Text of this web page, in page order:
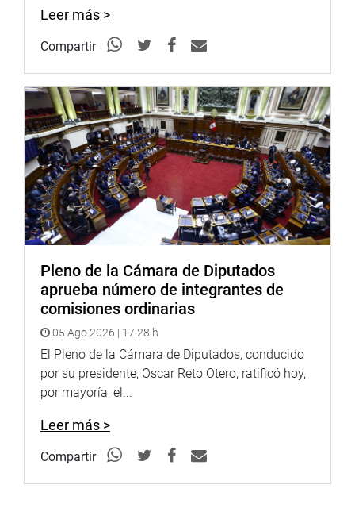
Leer más >
Compartir
Pleno de la Cámara de Diputados
aprueba número de integrantes de
comisiones ordinarias
05 Ago 2026 | 17:28 h
El Pleno de la Cámara de Diputados, conducido
por su presidente, Oscar Reto Otero, ratificó hoy,
por mayoría, el...
Leer más >
Compartir